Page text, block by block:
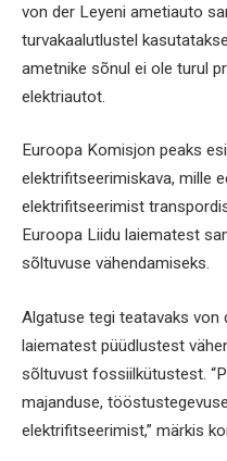
von der Leyeni ametiauto
turvakaalutlustel
ametnike sõnul ei ole turul
elektriautot.
Euroopa Komisjon peaks
elektrifitseerimiskava, mille
elektrifitseerimist
Euroopa Liidu laiematest
sõltuvuse vähendamiseks.
Algatuse tegi teatavaks von
laiematest püüdlustest
sõltuvust fossiilkütustest.
majanduse,
elektrifitseerimist,” märkis